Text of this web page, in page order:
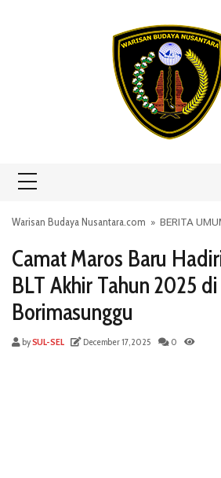
Warisan Budaya Nusantara.com » BERITA
Camat Maros Baru
BLT Akhir Tahun 2025
Borimasunggu
bySUL-SEL December 17, 2025 0